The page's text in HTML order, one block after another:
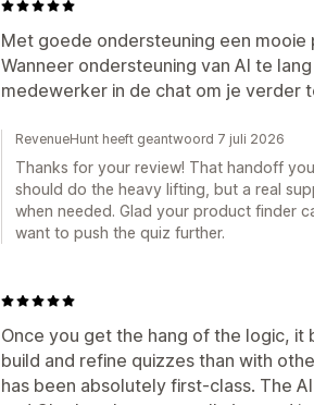
Met goede ondersteuning een
Wanneer ondersteuning van AI te
medewerker in de chat om je verder
RevenueHunt heeft geantwoord 7 juli 2026
Thanks for your review! That handoff
should do the heavy lifting, but a real
when needed. Glad your product finder
want to push the quiz further.
Once you get the hang of the logic,
build and refine quizzes than with
has been absolutely first-class. The